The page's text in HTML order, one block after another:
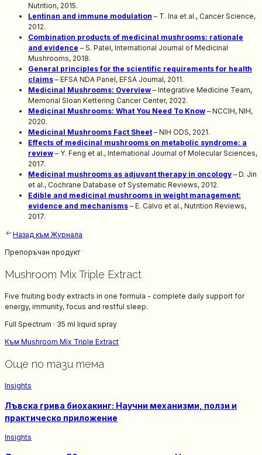
Nutrition, 2015.
Lentinan and immune modulation – T. Ina et al., Cancer Science,
2012.
Combination products of medicinal mushrooms: rationale
and evidence – S. Patel, International Journal of Medicinal
Mushrooms, 2018.
General principles for the scientific requirements for health
claims – EFSA NDA Panel, EFSA Journal, 2011.
Medicinal Mushrooms: Overview – Integrative Medicine Team,
Memorial Sloan Kettering Cancer Center, 2022.
Medicinal Mushrooms: What You Need To Know – NCCIH, NIH,
2020.
Medicinal Mushrooms Fact Sheet – NIH ODS, 2021.
Effects of medicinal mushrooms on metabolic syndrome: a
review – Y. Feng et al., International Journal of Molecular Sciences,
2017.
Medicinal mushrooms as adjuvant therapy in oncology – D. Jin
et al., Cochrane Database of Systematic Reviews, 2012.
Edible and medicinal mushrooms in weight management:
evidence and mechanisms – E. Calvo et al., Nutrition Reviews,
2017.
Назад към Журнала
Препоръчан продукт
Mushroom Mix Triple Extract
Five fruiting body extracts in one formula - complete daily support for
energy, immunity, focus and restful sleep.
Full Spectrum · 35 ml liquid spray
Към Mushroom Mix Triple Extract
Още по тази тема
Insights
Лъвска грива биохакинг: Научни механизми, ползи и
практическо приложение
Insights